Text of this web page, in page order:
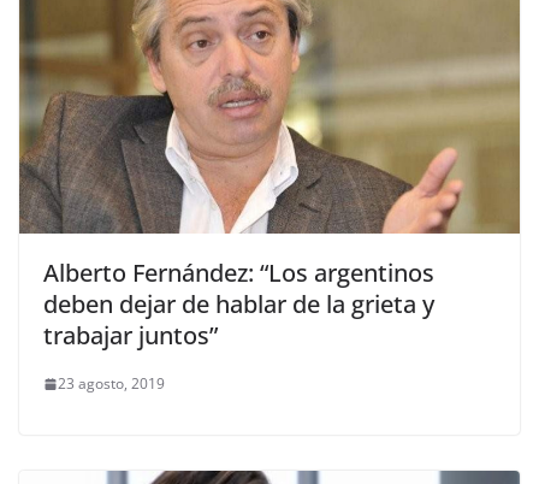
Alberto Fernández: “Los argentinos
deben dejar de hablar de la grieta y
trabajar juntos”
23 agosto, 2019